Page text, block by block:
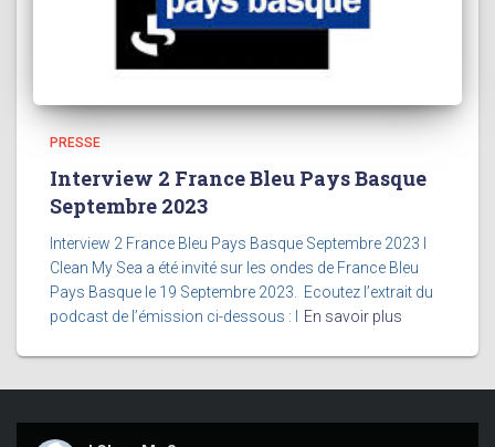
PRESSE
Interview 2 France Bleu Pays Basque
Septembre 2023​
Interview 2 France Bleu Pays Basque Septembre 2023 I
Clean My Sea a été invité sur les ondes de France Bleu
Pays Basque le 19 Septembre 2023. Ecoutez l’extrait du
podcast de l’émission ci-dessous : I
En savoir plus